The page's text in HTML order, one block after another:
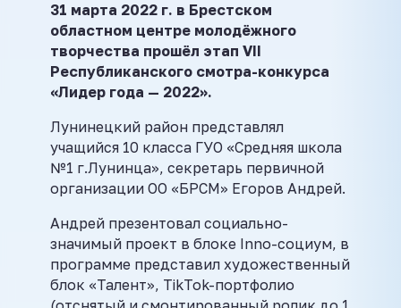
31 марта 2022 г. в Брестском
областном центре молодёжного
творчества прошёл этап VII
Республиканского смотра-конкурса
«Лидер года — 2022».
Лунинецкий район представлял
учащийся 10 класса ГУО «Средняя школа
№1 г.Лунинца», секретарь первичной
организации ОО «БРСМ» Егоров Андрей.
Андрей презентовал социально-
значимый проект в блоке Inno-социум, в
программе представил художественный
блок «Талент», TikTok-портфолио